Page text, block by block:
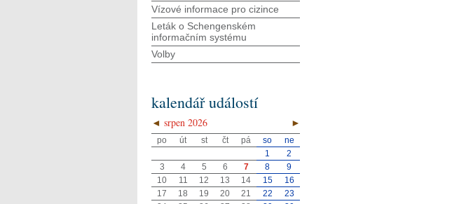
Vízové informace pro cizince
Leták o Schengenském
informačním systému
Volby
kalendář událostí
◄ ►
srpen 2026
po út st čt pá so
ne
1
2
3
4 5 6 7 8
9
10
11 12 13 14 15
16
17
18 19 20 21 22
23